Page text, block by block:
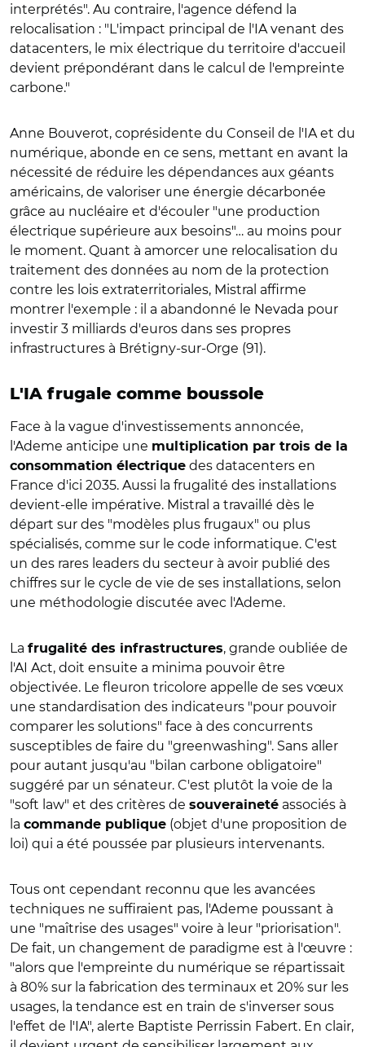
interprétés". Au contraire, l'agence défend la
relocalisation : "L'impact principal de l'IA venant des
datacenters, le mix électrique du territoire d'accueil
devient prépondérant dans le calcul de l'empreinte
carbone."
Anne Bouverot, coprésidente du Conseil de l'IA et du
numérique, abonde en ce sens, mettant en avant la
nécessité de réduire les dépendances aux géants
américains, de valoriser une énergie décarbonée
grâce au nucléaire et d'écouler "une production
électrique supérieure aux besoins"… au moins pour
le moment. Quant à amorcer une relocalisation du
traitement des données au nom de la protection
contre les lois extraterritoriales, Mistral affirme
montrer l'exemple : il a abandonné le Nevada pour
investir 3 milliards d'euros dans ses propres
infrastructures à Brétigny-sur-Orge (91).
L'IA frugale comme boussole
Face à la vague d'investissements annoncée,
l'Ademe anticipe une multiplication par trois de la
consommation électrique des datacenters en
France d'ici 2035. Aussi la frugalité des installations
devient-elle impérative. Mistral a travaillé dès le
départ sur des "modèles plus frugaux" ou plus
spécialisés, comme sur le code informatique. C'est
un des rares leaders du secteur à avoir publié des
chiffres sur le cycle de vie de ses installations, selon
une méthodologie discutée avec l'Ademe.
La frugalité des infrastructures, grande oubliée de
l'AI Act, doit ensuite a minima pouvoir être
objectivée. Le fleuron tricolore appelle de ses vœux
une standardisation des indicateurs "pour pouvoir
comparer les solutions" face à des concurrents
susceptibles de faire du "greenwashing". Sans aller
pour autant jusqu'au "bilan carbone obligatoire"
suggéré par un sénateur. C'est plutôt la voie de la
"soft law" et des critères de souveraineté associés à
la commande publique (objet d'une proposition de
loi) qui a été poussée par plusieurs intervenants.
Tous ont cependant reconnu que les avancées
techniques ne suffiraient pas, l'Ademe poussant à
une "maîtrise des usages" voire à leur "priorisation".
De fait, un changement de paradigme est à l'œuvre :
"alors que l'empreinte du numérique se répartissait
à 80% sur la fabrication des terminaux et 20% sur les
usages, la tendance est en train de s'inverser sous
l'effet de l'IA", alerte Baptiste Perrissin Fabert. En clair,